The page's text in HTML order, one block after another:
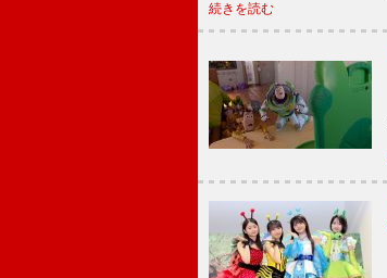
続きを読む